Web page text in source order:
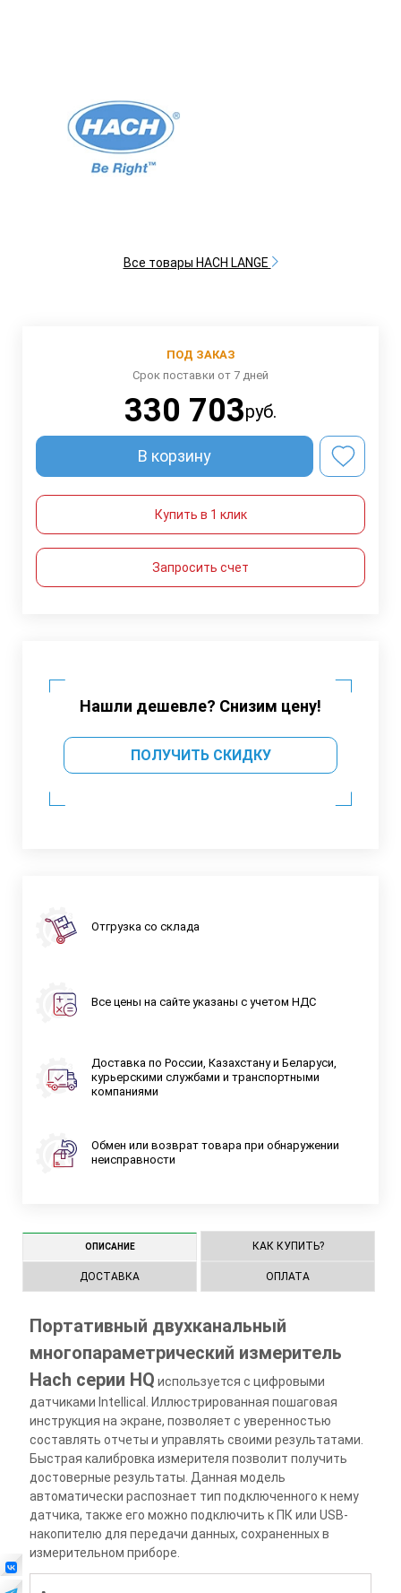
Все товары HACH LANGE
ПОД ЗАКАЗ
Срок поставки от 7 дней
330 703руб.
В корзину
Купить в 1 клик
Запросить счет
Нашли дешевле? Снизим цену!
ПОЛУЧИТЬ СКИДКУ
Отгрузка со склада
Все цены на сайте указаны с учетом НДС
Доставка по России, Казахстану и Беларуси,
курьерскими службами и транспортными
компаниями
Обмен или возврат товара при обнаружении
неисправности
ОПИСАНИЕ КАК КУПИТЬ?
ДОСТАВКА ОПЛАТА
Портативный двухканальный
многопараметрический измеритель
Hach серии HQ используется с цифровыми
датчиками Intellical. Иллюстрированная пошаговая
инструкция на экране, позволяет с уверенностью
составлять отчеты и управлять своими результатами.
Быстрая калибровка измерителя позволит получить
достоверные результаты. Данная модель
автоматически распознает тип подключенного к нему
датчика, также его можно подключить к ПК или USB-
накопителю для передачи данных, сохраненных в
измерительном приборе.